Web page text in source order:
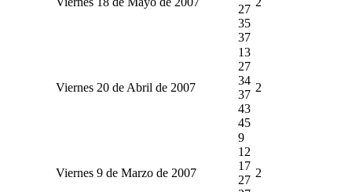
27
35
37
Viernes 20 de Abril de 2007
13
27
34
37
43
45
2
Viernes 9 de Marzo de 2007
9
12
17
27
2